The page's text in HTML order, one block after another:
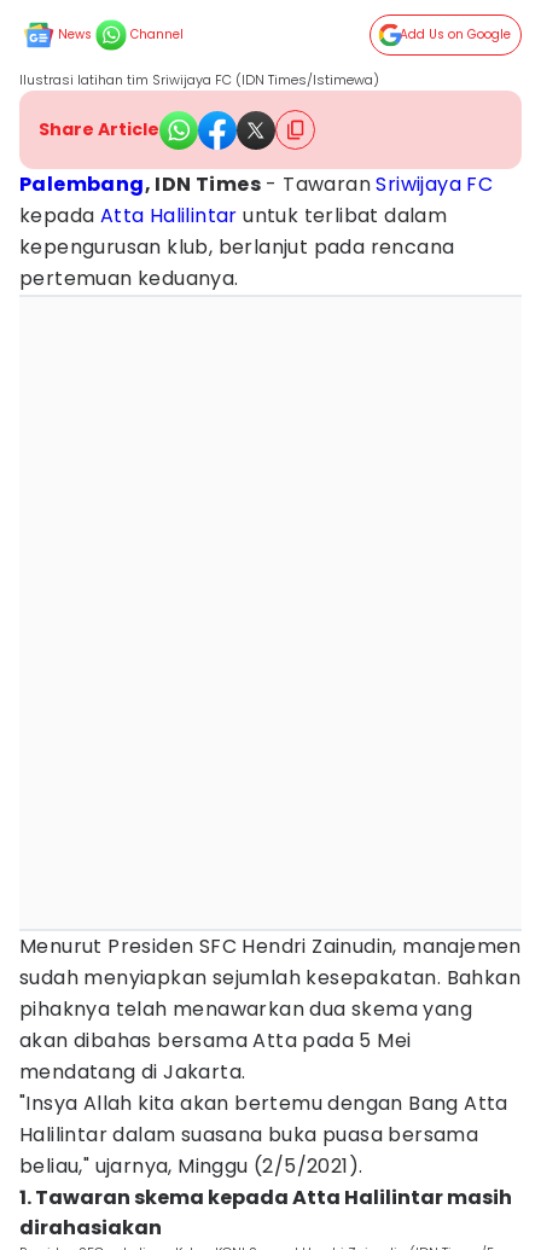
News Channel Add Us on Google
Ilustrasi latihan tim Sriwijaya FC (IDN Times/Istimewa)
Share Article
Palembang, IDN Times - TawaranSriwijaya FC
kepada Atta Halilintar untuk terlibat dalam
kepengurusan klub, berlanjut pada rencana
pertemuan keduanya.
Menurut Presiden SFC Hendri Zainudin, manajemen
sudah menyiapkan sejumlah kesepakatan. Bahkan
pihaknya telah menawarkan dua skema yang
akan dibahas bersama Atta pada 5 Mei
mendatang di Jakarta.
"Insya Allah kita akan bertemu dengan Bang Atta
Halilintar dalam suasana buka puasa bersama
beliau," ujarnya, Minggu (2/5/2021).
1. Tawaran skema kepada Atta Halilintar masih
dirahasiakan